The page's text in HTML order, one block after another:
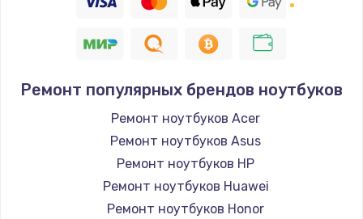
Ремонт популярных брендов ноутбуков
Ремонт ноутбуков Acer
Ремонт ноутбуков Asus
Ремонт ноутбуков HP
Ремонт ноутбуков Huawei
Ремонт ноутбуков Honor